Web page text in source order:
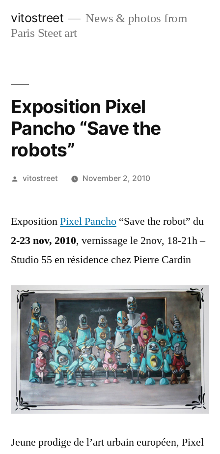
vitostreet
News & photos from
Paris Steet art
Exposition Pixel
Pancho “Save the
robots”
Posted
vitostreet November 2, 2010
ExpositionPixel Pancho “Save the robot” du
2-23 nov, 2010, vernissage le 2nov, 18-21h –
Studio 55 en résidence chez Pierre Cardin
Jeune prodige de l’art urbain européen, Pixel